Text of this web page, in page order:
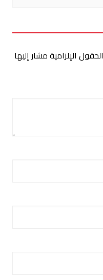
الحقول الإلزامية مشار إليها